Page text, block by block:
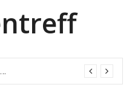
Sicherheitsarchitektur der nächsten Generation: JARXE kombiniert Multi-Wallet und MPC als Schutzschild für digitales Vertrauen